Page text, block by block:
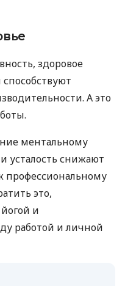
здоровое
А это
ментальному
усталость снижают
профессиональному
это,
и
работой и личной